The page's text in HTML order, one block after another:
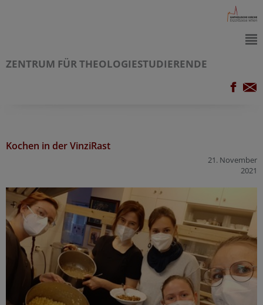
ZENTRUM FÜR THEOLOGIESTUDIERENDE
Kochen in der VinziRast
21. November
2021